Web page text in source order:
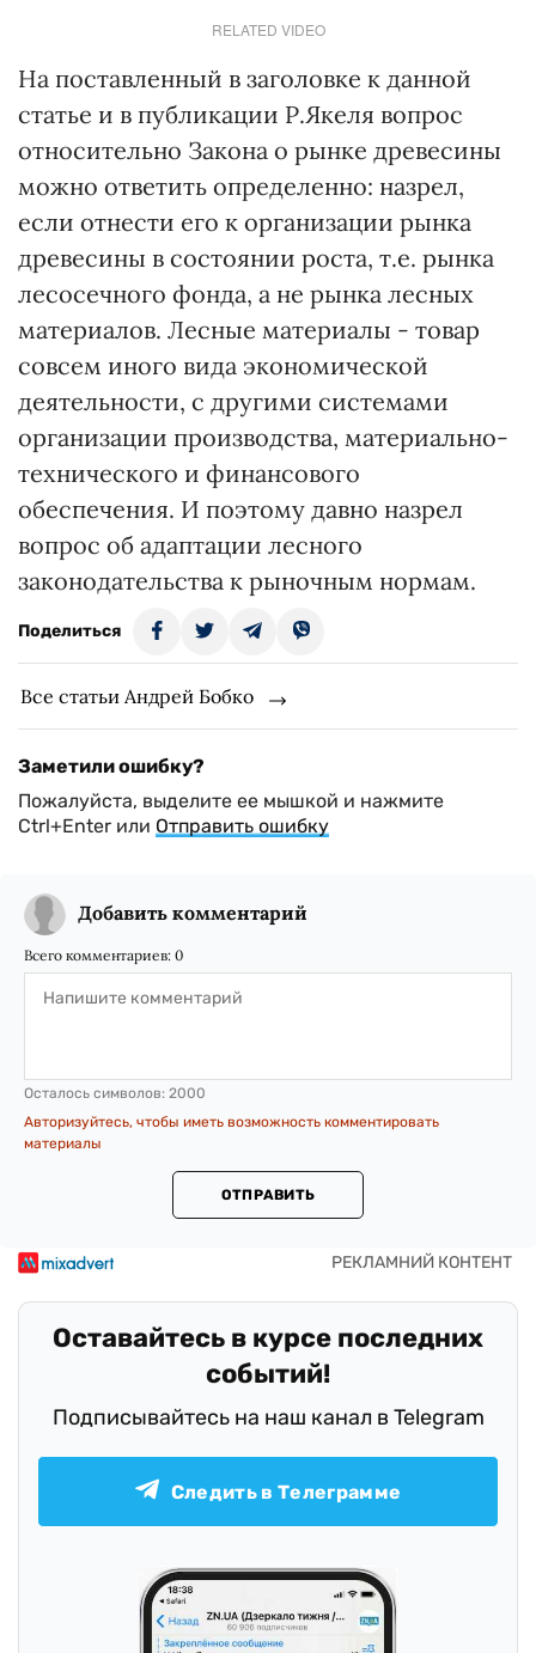
RELATED VIDEO
На поставленный в заголовке к данной
статье и в публикации Р.Якеля вопрос
относительно Закона о рынке древесины
можно ответить определенно: назрел,
если отнести его к организации рынка
древесины в состоянии роста, т.е. рынка
лесосечного фонда, а не рынка лесных
материалов. Лесные материалы - товар
совсем иного вида экономической
деятельности, с другими системами
организации производства, материально-
технического и финансового
обеспечения. И поэтому давно назрел
вопрос об адаптации лесного
законодательства к рыночным нормам.
Поделиться
Все статьи Андрей Бобко
Заметили ошибку?
Пожалуйста, выделите ее мышкой и нажмите
Ctrl+Enter или Отправить ошибку
Добавить комментарий
Всего комментариев: 0
Осталось символов: 2000
Авторизуйтесь, чтобы иметь возможность комментировать
материалы
ОТПРАВИТЬ
Оставайтесь в курсе последних
событий!
Подписывайтесь на наш канал в Telegram
Следить в Телеграмме